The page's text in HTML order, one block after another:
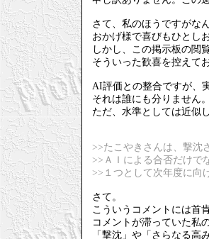
さて、私のほうですがな
おかげ様で喜びもひとし
しかし、この掲示板の閲
そういった歓喜を控えて
AI評価との整合ですが、
それは誰にも分りません
ただ、水準としては近似
>>たこやきさんは、撃沈
>>ＡＩによる合否だけで
>>１つとして次年度に向
さて。
こういうコメントには首
コメントが滞っていた私
「撃沈」や「さらなる高